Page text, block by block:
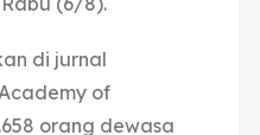
di jurnal
of
orang dewasa